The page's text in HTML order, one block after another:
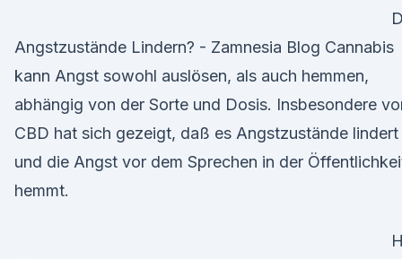
D
Angstzustände Lindern? - Zamnesia Blog Cannabis
kann Angst sowohl auslösen, als auch hemmen,
abhängig von der Sorte und Dosis. Insbesondere
CBD hat sich gezeigt, daß es Angstzustände lindert
und die Angst vor dem Sprechen in der
hemmt.